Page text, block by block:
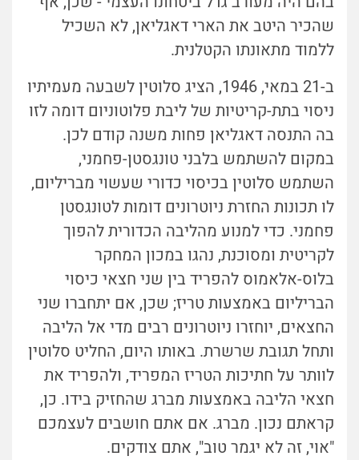
שהכיר היטב את הארי דאגליאן, לא השכיל
ללמוד מתאונתו הקטלנית.
ב-21 במאי, 1946, הציג סלוטין לשבעה מעמיתיו
ניסוי בתת-קריטיות של ליבת פלוטוניום דומה לזו
בה התנסה דאגליאן פחות משנה קודם לכן.
במקום להשתמש בלבני טונגסטן-פחמני,
השתמש סלוטין בכיסוי כדורי שעשוי מבריליום,
לו תכונות החזרת ניוטרונים דומות לטונגסטן
פחמני. כדי למנוע מהליבה הכדורית להפוך
לקריטית ומסוכנת, נהגו במכון המחקר
בלוס-אלאמוס להפריד בין שני חצאי כיסוי
הבריליום באמצעות טריז; שכן, אם יתחברו שני
החצאים, יוחזרו ניוטרונים רבים מדי אל הליבה
ותחל תגובת שרשרת. באותו היום, החליט סלוטין
לוותר על חתיכות הטריז המפריד, ולהפריד את
חצאי הליבה באמצעות מברג שהחזיק בידו. כן,
קראתם נכון. מברג. אם אתם חושבים לעצמכם
"אוי, זה לא יגמר טוב", אתם צודקים.